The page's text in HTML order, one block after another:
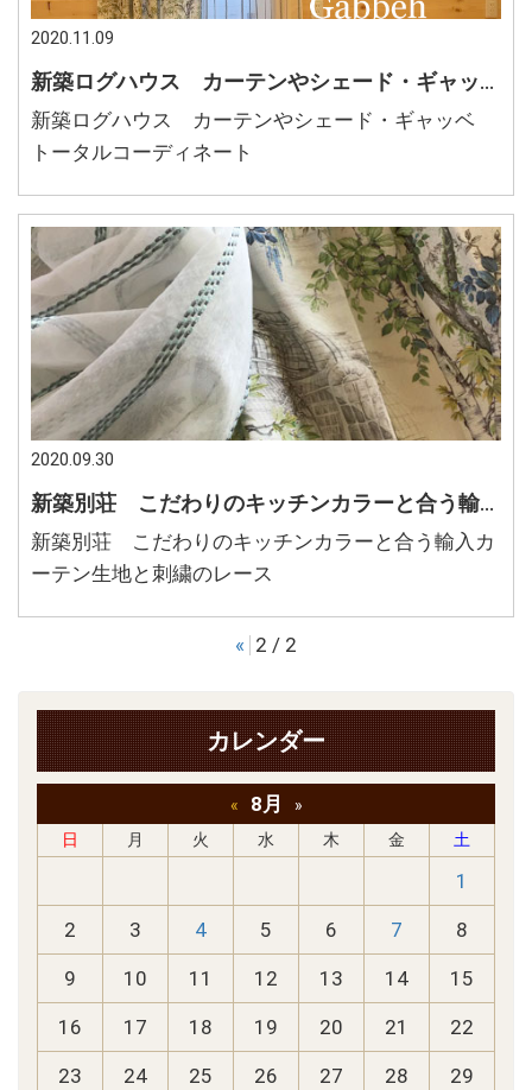
2020.11.09
新築ログハウス カーテンやシェード・ギャッベ トータルコーディネート
新築ログハウス カーテンやシェード・ギャッベ
トータルコーディネート
2020.09.30
新築別荘 こだわりのキッチンカラーと合う輸入カーテン生地と刺繍のレース
新築別荘 こだわりのキッチンカラーと合う輸入カ
ーテン生地と刺繍のレース
« 2 / 2
カレンダー
« 8月
»
日
月 火 水 木 金 土
1
2 3 4 5 6 7 8
9 10 11 12 13 14 15
16 17 18 19 20 21 22
23 24 25 26 27 28 29